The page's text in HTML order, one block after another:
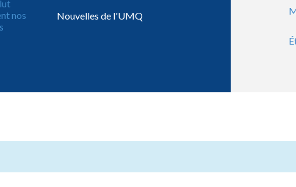
Nouvelles de l'UMQ